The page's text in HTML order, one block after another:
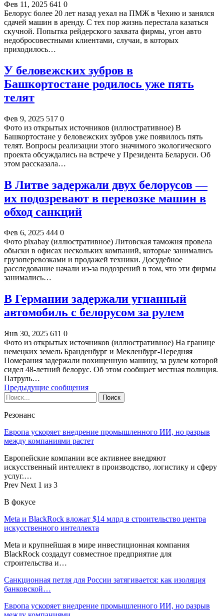
Фев 11, 2025 641 0
Белорус более 20 лет назад уехал на ПМЖ в Чехию и занялся
сдачей машин в аренду. С тех пор жизнь перестала казаться
скучной. Попытка рейдерского захвата фирмы, угон авто
недобросовестными клиентами, случаи, в которых
приходилось…
У беловежских зубров в
Башкортостане родилось уже пять
телят
Фев 9, 2025 517 0
Фото из открытых источников (иллюстративное) В
Башкортостане у беловежских зубров уже появилось пять
телят. Вопросы реализации этого значимого экологического
проекта обсуждались на встрече у Президента Беларуси. Об
этом рассказала…
В Литве задержали двух белорусов —
их подозревают в перевозке машин в
обход санкций
Фев 6, 2025 444 0
Фото pixabay (иллюстративное) Литовская таможня провела
обыски в офисах нескольких компаний, которые занимались
грузоперевозками и продажей техники. Досудебное
расследование начали из-за подозрений в том, что эти фирмы
занимались…
В Германии задержали угнанный
автомобиль с белорусом за рулем
Янв 30, 2025 611 0
Фото из открытых источников (иллюстративное) На границе
немецких земель Бранденбург и Мекленбург-Передняя
Померания задержали похищенную машину, за рулем которой
сидел 48-летний белорус. Об этом сообщает местная полиция.
Патруль…
Предыдущие сообщения
Резонанс
Европа ускоряет внедрение промышленного ИИ, но разрыв
между компаниями растет
Европейские компании все активнее внедряют
искусственный интеллект в производство, логистику и сферу
услуг.…
Prev Next 1 из 3
В фокусе
Meta и BlackRock вложат $14 млрд в строительство центра
искусственного интеллекта
Meta и крупнейшая в мире инвестиционная компания
BlackRock создадут совместное предприятие для
строительства и…
Санкционная петля для России затягивается: как изоляция
банковской…
Европа ускоряет внедрение промышленного ИИ, но разрыв